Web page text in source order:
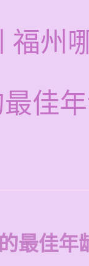
福州
佳
最佳年